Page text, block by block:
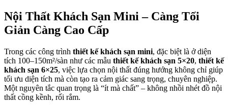
Nội Thất Khách Sạn Mini – Càng Tối
Giản Càng Cao Cấp
Trong các công trình thiết kế khách sạn mini, đặc biệt là ở diện
tích 100–150m²/sàn như các mẫu thiết kế khách sạn 5×20, thiết kế
khách sạn 6×25, việc lựa chọn nội thất đúng hướng không chỉ giúp
tối ưu diện tích mà còn tạo ra cảm giác sang trọng, chuyên nghiệp.
Một nguyên tắc quan trọng là “ít mà chất” – không nhồi nhét đồ nội
thất cồng kềnh, rối rắm.